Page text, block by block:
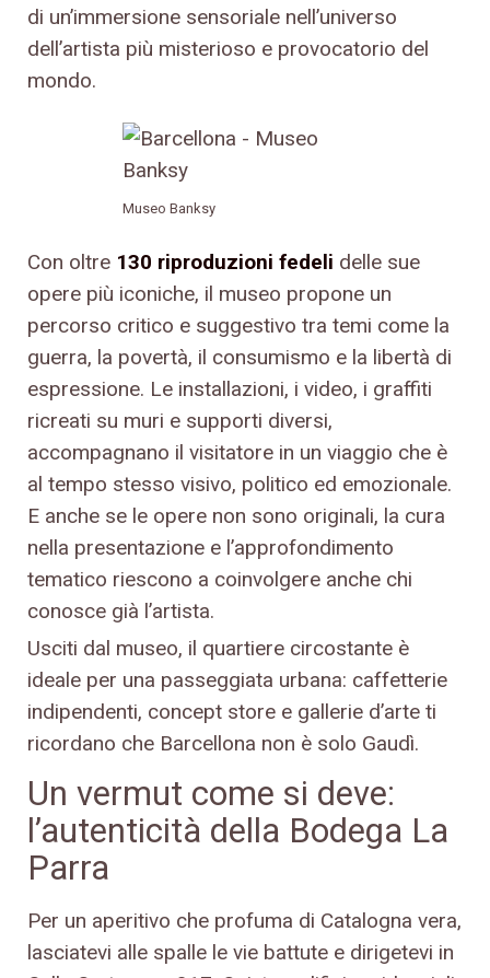
di un’immersione sensoriale nell’universo
dell’artista più misterioso e provocatorio del
mondo.
Museo Banksy
Con oltre 130 riproduzioni fedeli delle sue
opere più iconiche, il museo propone un
percorso critico e suggestivo tra temi come la
guerra, la povertà, il consumismo e la libertà di
espressione. Le installazioni, i video, i graffiti
ricreati su muri e supporti diversi,
accompagnano il visitatore in un viaggio che è
al tempo stesso visivo, politico ed emozionale.
E anche se le opere non sono originali, la cura
nella presentazione e l’approfondimento
tematico riescono a coinvolgere anche chi
conosce già l’artista.
Usciti dal museo, il quartiere circostante è
ideale per una passeggiata urbana: caffetterie
indipendenti, concept store e gallerie d’arte ti
ricordano che Barcellona non è solo Gaudì.
Un vermut come si deve:
l’autenticità della Bodega La
Parra
Per un aperitivo che profuma di Catalogna vera,
lasciatevi alle spalle le vie battute e dirigetevi in